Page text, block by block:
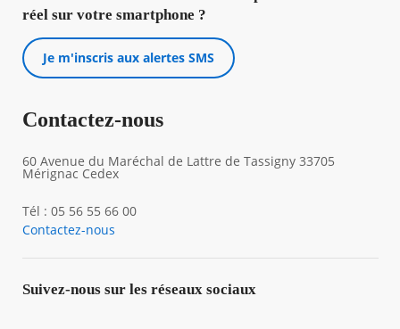
réel sur votre smartphone ?
Je m'inscris aux alertes SMS
Contactez-nous
60 Avenue du Maréchal de Lattre de Tassigny 33705
Mérignac Cedex
Tél : 05 56 55 66 00
Contactez-nous
Suivez-nous sur les réseaux sociaux